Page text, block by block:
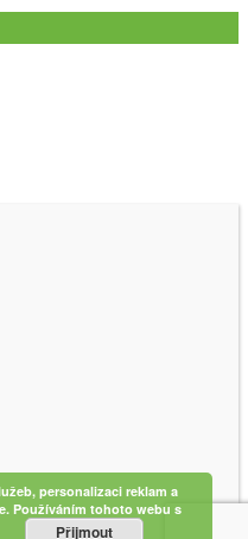
personalizaci reklam a
Používáním tohoto webu s
Přijmout